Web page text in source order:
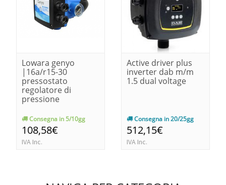
Lowara genyo
|16a/r15-30
pressostato
regolatore di
pressione
Consegna in 5/10gg
108,58€
IVA Inc.
Active driver plus
inverter dab m/m
1.5 dual voltage
Consegna in 20/25gg
512,15€
IVA Inc.